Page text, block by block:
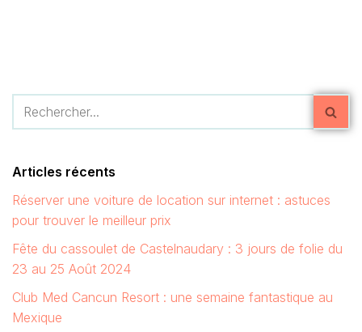
Articles récents
Réserver une voiture de location sur internet : astuces
pour trouver le meilleur prix
Fête du cassoulet de Castelnaudary : 3 jours de folie du
23 au 25 Août 2024
Club Med Cancun Resort : une semaine fantastique au
Mexique